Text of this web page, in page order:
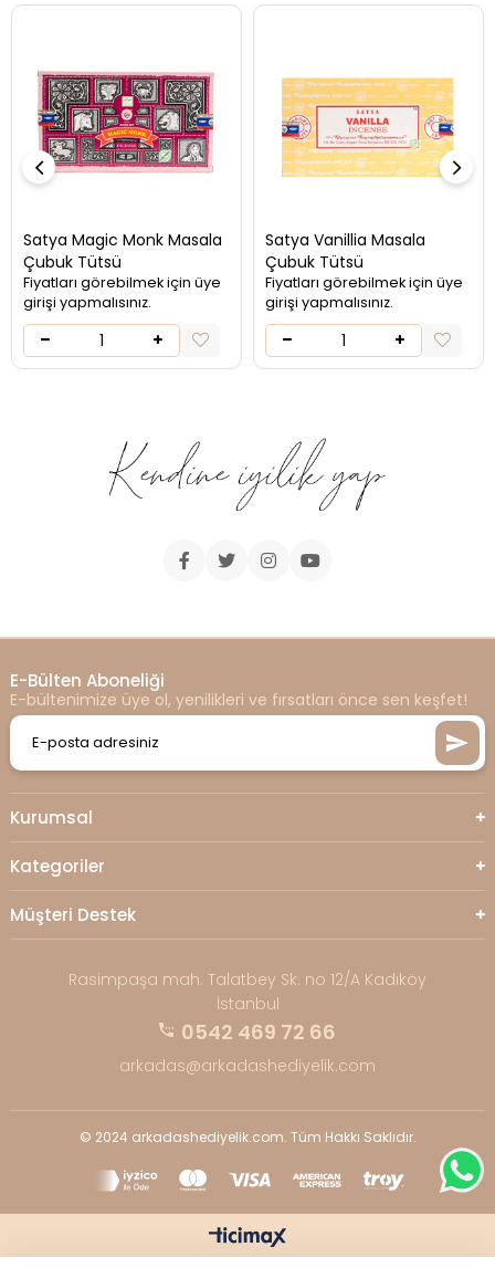
Satya Magic Monk Masala
Çubuk Tütsü
Fiyatları görebilmek için üye
girişi yapmalısınız.
Satya Vanillia Masala
Çubuk Tütsü
Fiyatları görebilmek için üye
girişi yapmalısınız.
Rasimpaşa mah. Talatbey Sk. no 12/A Kadıköy
İstanbul
0542 469 72 66
arkadas@arkadashediyelik.com
Kurumsal
Kategoriler
Müşteri Destek
E-Bülten Aboneliği
E-bültenimize üye ol, yenilikleri ve fırsatları önce sen keşfet!
© 2024 arkadashediyelik.com. Tüm Hakkı Saklıdır.